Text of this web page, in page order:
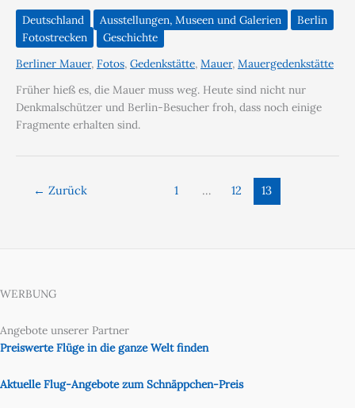
Deutschland Ausstellungen, Museen und Galerien
Berlin
Fotostrecken
Geschichte
Berliner Mauer, Fotos, Gedenkstätte, Mauer, Mauergedenkstätte
Früher hieß es, die Mauer muss weg. Heute sind nicht nur
Denkmalschützer und Berlin-Besucher froh, dass noch einige
Fragmente erhalten sind.
← Zurück 1 … 12 13
WERBUNG
Angebote unserer Partner
Preiswerte Flüge in die ganze Welt finden
Aktuelle Flug-Angebote zum Schnäppchen-Preis